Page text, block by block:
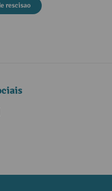
rescisao
Instagram